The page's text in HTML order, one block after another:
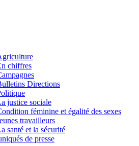
chiffres
Directions
justice sociale
féminine et égalité des sexes
travailleurs
santé et la sécurité
de presse